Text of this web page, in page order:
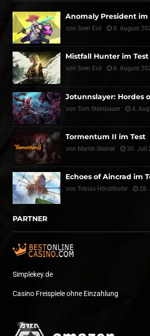
Anomaly President im
von Sven Evil 8. August
Mistfall Hunter im Test
von Sven Evil 6. August
Jotunnslayer: Hordes
von Tom Steinbauer 4.
Tormentum II im Test
von Martin Steiner 30. Juli
Echoes of Aincrad im
von Tobias Hörstlhofer 28.
PARTNER
Simplekey.de
Casino Freispiele ohne Einzahlung